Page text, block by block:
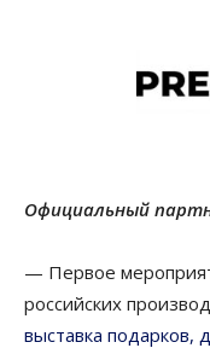
Официальный
— Первое
российских
выставка подарков,